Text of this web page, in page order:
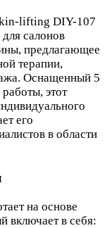
lifting DIY-107
салонов
предлагающее
терапии,
Оснащенный 5
этот
его
в области
на основе
включает в себя: